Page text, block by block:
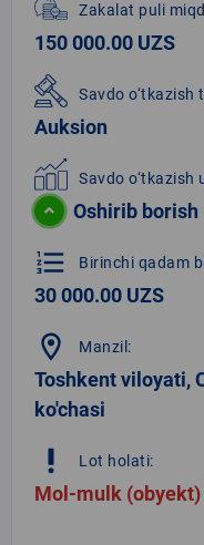
Zakalat puli
150 000.00 UZS
Savdo o‘tkazish
Auksion
Savdo o‘tkazish
Oshirib borish
format_list_numbered Birinchi qadam
30 000.00 UZS
location_on Manzil:
Toshkent viloyati,
ko'chasi
priority_high Lot holati:
Mol-mulk